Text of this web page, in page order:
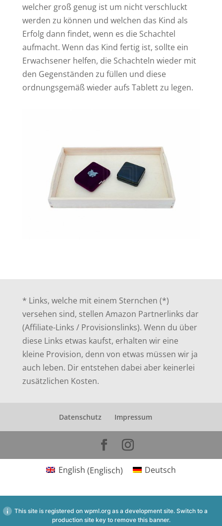
welcher groß genug ist um nicht verschluckt
werden zu können und welchen das Kind als
Erfolg dann findet, wenn es die Schachtel
aufmacht. Wenn das Kind fertig ist, sollte ein
Erwachsener helfen, die Schachteln wieder mit
den Gegenständen zu füllen und diese
ordnungsgemäß wieder aufs Tablett zu legen.
* Links, welche mit einem Sternchen (*)
versehen sind, stellen Amazon Partnerlinks dar
(Affiliate-Links / Provisionslinks). Wenn du über
diese Links etwas kaufst, erhalten wir eine
kleine Provision, denn von etwas müssen wir ja
auch leben. Dir entstehen dabei aber keinerlei
zusätzlichen Kosten.
Datenschutz Impressum
English (Englisch) Deutsch
This site is registered on wpml.org as a development site. Switch to a
production site key to remove this banner.